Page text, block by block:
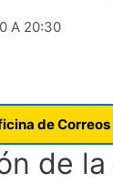
A 20:30
de Correos
de